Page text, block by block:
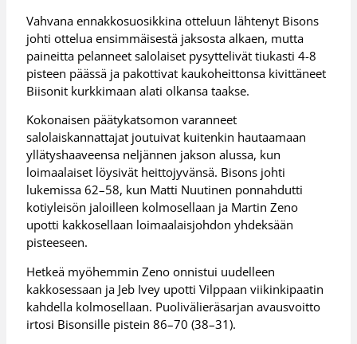
Vahvana ennakkosuosikkina otteluun lähtenyt Bisons
johti ottelua ensimmäisestä jaksosta alkaen, mutta
paineitta pelanneet salolaiset pysyttelivät tiukasti 4-8
pisteen päässä ja pakottivat kaukoheittonsa kivittäneet
Biisonit kurkkimaan alati olkansa taakse.
Kokonaisen päätykatsomon varanneet
salolaiskannattajat joutuivat kuitenkin hautaamaan
yllätyshaaveensa neljännen jakson alussa, kun
loimaalaiset löysivät heittojyvänsä. Bisons johti
lukemissa 62–58, kun Matti Nuutinen ponnahdutti
kotiyleisön jaloilleen kolmosellaan ja Martin Zeno
upotti kakkosellaan loimaalaisjohdon yhdeksään
pisteeseen.
Hetkeä myöhemmin Zeno onnistui uudelleen
kakkosessaan ja Jeb Ivey upotti Vilppaan viikinkipaatin
kahdella kolmosellaan. Puolivälieräsarjan avausvoitto
irtosi Bisonsille pistein 86–70 (38–31).